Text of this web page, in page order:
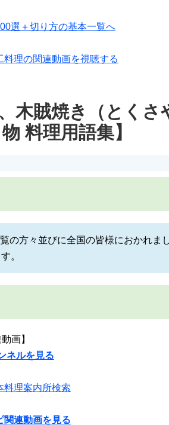
選＋切り方の基本一覧へ
料理の関連動画を視聴する
木賊焼き（とくさ
料理用語集】
の方々並びに全国の皆様におかれま
。
画】
ネルを見る
料理案内所検索
関連動画を見る